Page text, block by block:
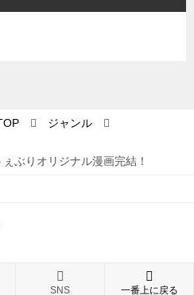
ジャンル
ぶりオリジナル漫画完結！
SNS 一番上に戻る